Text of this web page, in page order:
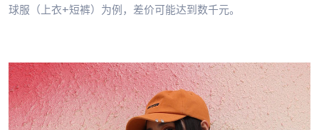
球服（上衣+短裤）为例，差价可能达到数千元。